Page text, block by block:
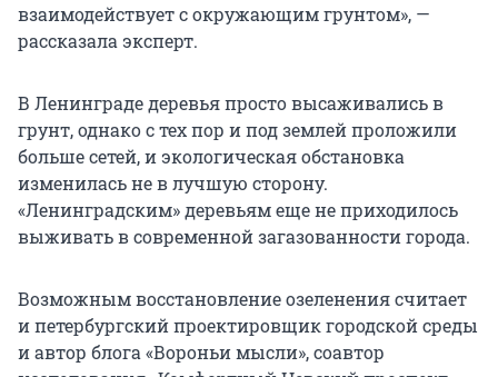
взаимодействует с окружающим грунтом», —
рассказала эксперт.
В Ленинграде деревья просто высаживались в
грунт, однако с тех пор и под землей проложили
больше сетей, и экологическая обстановка
изменилась не в лучшую сторону.
«Ленинградским» деревьям еще не приходилось
выживать в современной загазованности города.
Возможным восстановление озеленения считает
и петербургский проектировщик городской среды
и автор блога «Вороньи мысли», соавтор